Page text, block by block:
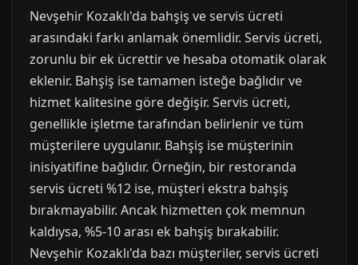
Nevşehir Kozaklı'da bahşiş ve servis ücreti
arasındaki farkı anlamak önemlidir. Servis ücreti,
zorunlu bir ek ücrettir ve hesaba otomatik olarak
eklenir. Bahşiş ise tamamen isteğe bağlıdır ve
hizmet kalitesine göre değişir. Servis ücreti,
genellikle işletme tarafından belirlenir ve tüm
müşterilere uygulanır. Bahşiş ise müşterinin
inisiyatifine bağlıdır. Örneğin, bir restoranda
servis ücreti %12 ise, müşteri ekstra bahşiş
bırakmayabilir. Ancak hizmetten çok memnun
kaldıysa, %5-10 arası ek bahşiş bırakabilir.
Nevşehir Kozaklı'da bazı müşteriler, servis ücreti